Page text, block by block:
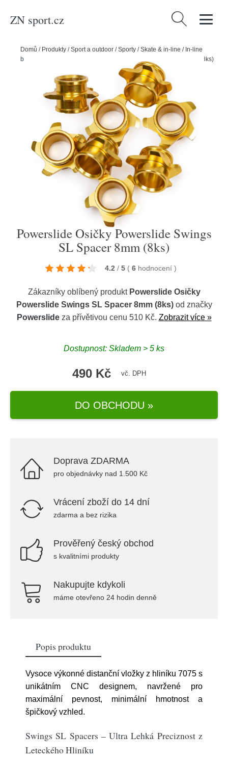
ZN sport.cz Vyhledávání
Domů / Produkty /Sport a outdoor /Sporty /Skate & in-line / In-line
bruslení
Powerslide Osičky Powerslide Swings SL Spacer 8mm (8ks)
Powerslide Osičky Powerslide Swings
SL Spacer 8mm (8ks)
4.2 / 5 ( 6 hodnocení )
Zákazníky oblíbený produkt Powerslide Osičky
Powerslide Swings SL Spacer 8mm (8ks)od značky
Powerslideza přívětivou cenu 510 Kč. Zobrazit více »
Dostupnost: Skladem > 5 ks
490 Kč vč. DPH
DO OBCHODU »
Doprava ZDARMA
pro objednávky nad 1.500 Kč
Vrácení zboží do 14 dní
zdarma a bez rizika
Prověřený český obchod
s kvalitními produkty
Nakupujte kdykoli
máme otevřeno 24 hodin denně
Popis produktu
Vysoce výkonné distanční vložky z hliníku 7075 s
unikátním CNC designem, navržené pro
maximální pevnost, minimální hmotnost a
špičkový vzhled.
Swings SL Spacers – Ultra Lehká Preciznost z
Leteckého Hliníku